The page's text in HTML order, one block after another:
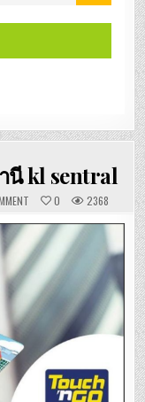
นี kl sentral
ON
HOTEL
โรงแรม
ใกล้
สถานี
KL
SENTRAL
0 2368